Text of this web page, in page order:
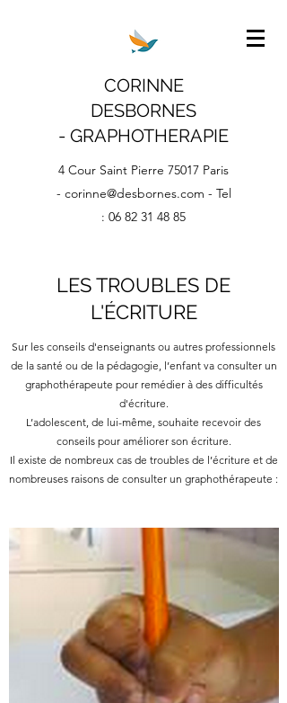
CORINNE
DESBORNES
- GRAPHOTHERAPIE
4 Cour Saint Pierre 75017 Paris
- corinne@desbornes.com - Tel
: 06 82 31 48 85
LES TROUBLES DE
L'ÉCRITURE
Sur les conseils d'enseignants ou autres professionnels
de la santé ou de la pédagogie, l’enfant va consulter un
graphothérapeute pour remédier à des difficultés
d'écriture.
L’adolescent, de lui-même, souhaite recevoir des
conseils pour améliorer son écriture.
Il existe de nombreux cas de troubles de l’écriture et de
nombreuses raisons de consulter un graphothérapeute :